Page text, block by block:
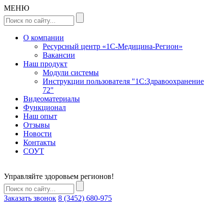
МЕНЮ
О компании
Ресурсный центр «1С-Медицина-Регион»
Вакансии
Наш продукт
Модули системы
Инструкции пользователя "1С:Здравоохранение
72"
Видеоматериалы
Функционал
Наш опыт
Отзывы
Новости
Контакты
СОУТ
Управляйте здоровьем регионов!
Заказать звонок 8 (3452) 680-975